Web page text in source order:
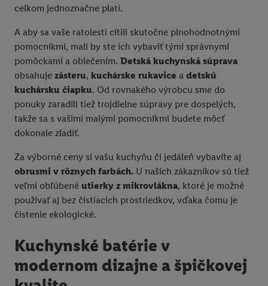
celkom jednoznačne platí.
A aby sa vaše ratolesti cítili skutočne plnohodnotnými
pomocníkmi, mali by ste ich vybaviť tými správnymi
pomôckami a oblečením. Detská kuchynská súprava
obsahuje zásteru, kuchárske rukavice a detskú
kuchársku čiapku. Od rovnakého výrobcu sme do
ponuky zaradili tiež trojdielne súpravy pre dospelých,
takže sa s vašimi malými pomocníkmi budete môcť
dokonale zladiť.
Za výborné ceny si vašu kuchyňu či jedáleň vybavíte aj
obrusmi v rôznych farbách. U našich zákazníkov sú tiež
veľmi obľúbené utierky z mikrovlákna, ktoré je možné
používať aj bez čistiacich prostriedkov, vďaka čomu je
čistenie ekologické.
Kuchynské batérie v
modernom dizajne a špičkovej